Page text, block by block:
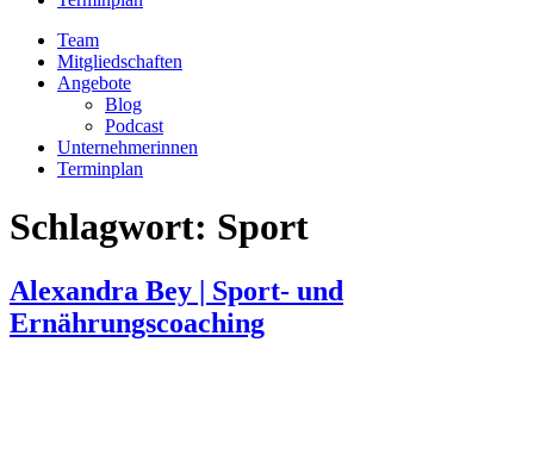
Team
Mitgliedschaften
Angebote
Blog
Podcast
Unternehmerinnen
Terminplan
Schlagwort: Sport
Alexandra Bey | Sport- und
Ernährungscoaching